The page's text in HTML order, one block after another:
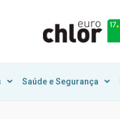
Saúde e Segurança